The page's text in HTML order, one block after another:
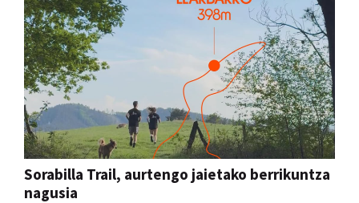
Sorabilla Trail, aurtengo jaietako berrikuntza
nagusia